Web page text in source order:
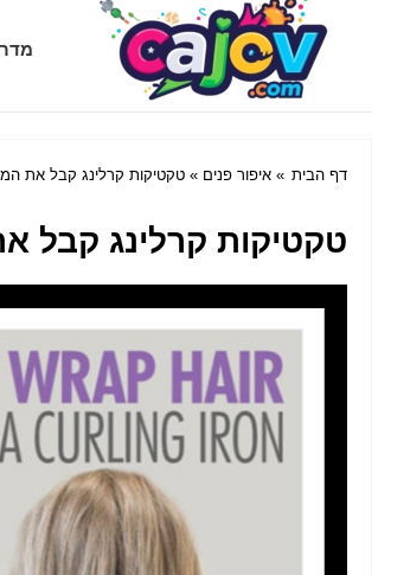
Cajov.com
דף הבית » איפור פנים » טקטיקות קרלינג קבל את
טקטיקות קרלינג קבל